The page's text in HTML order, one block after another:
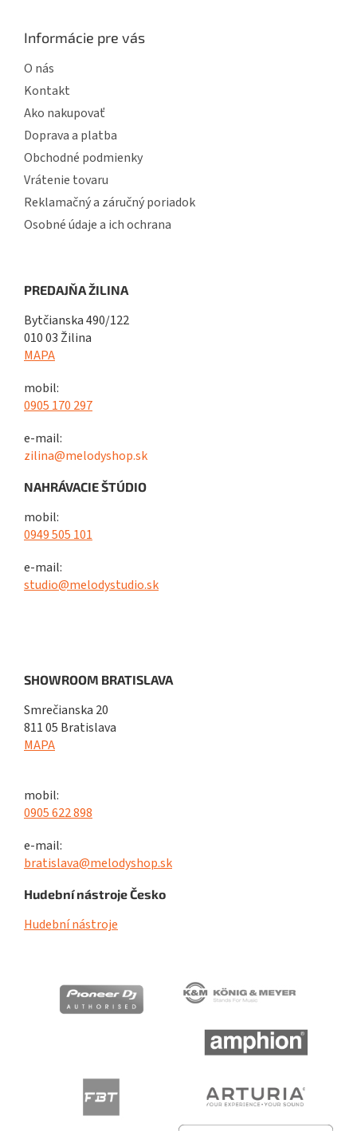
Informácie pre vás
O nás
Kontakt
Ako nakupovať
Doprava a platba
Obchodné podmienky
Vrátenie tovaru
Reklamačný a záručný poriadok
Osobné údaje a ich ochrana
PREDAJŇA ŽILINA
Bytčianska 490/122
010 03 Žilina
MAPA
mobil:
0905 170 297
e-mail:
zilina@melodyshop.sk
NAHRÁVACIE ŠTÚDIO
mobil:
0949 505 101
e-mail:
studio@melodystudio.sk
SHOWROOM BRATISLAVA
Smrečianska 20
811 05 Bratislava
MAPA
mobil:
0905 622 898
e-mail:
bratislava@melodyshop.sk
Hudební nástroje Česko
Hudební nástroje